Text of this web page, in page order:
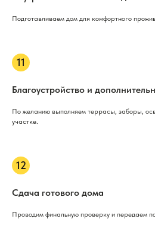
Подготавливаем дом для комфортного
Благоустройство и
По желанию выполняем террасы, заборы,
участке.
Сдача готового дома
Проводим финальную проверку и передаем